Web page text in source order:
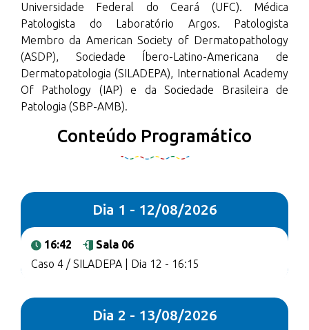
Universidade Federal do Ceará (UFC). Médica
Patologista do Laboratório Argos. Patologista
Membro da American Society of Dermatopathology
(ASDP), Sociedade Íbero-Latino-Americana de
Dermatopatologia (SILADEPA), International Academy
Of Pathology (IAP) e da Sociedade Brasileira de
Patologia (SBP-AMB).
Conteúdo Programático
Dia 1 - 12/08/2026
16:42
Sala 06
Caso 4 / SILADEPA | Dia 12 - 16:15
Dia 2 - 13/08/2026